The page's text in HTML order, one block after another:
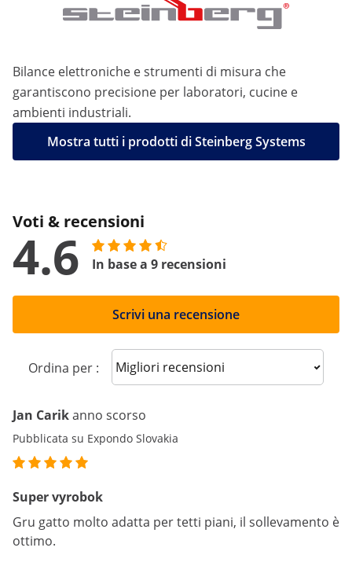
Bilance elettroniche e strumenti di misura che
garantiscono precisione per laboratori, cucine e
ambienti industriali.
Mostra tutti i prodotti di Steinberg Systems
Voti & recensioni
4.6 In base a 9 recensioni
Scrivi una recensione
Ordina per : Sort reviews
Jan Carikanno scorso
Pubblicata su Expondo Slovakia
Super vyrobok
Gru gatto molto adatta per tetti piani, il sollevamento è
ottimo.